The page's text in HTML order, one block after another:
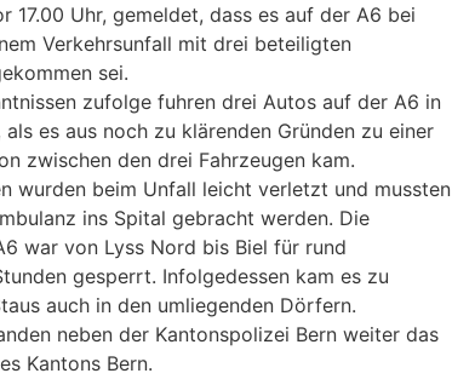
17.00 Uhr, gemeldet, dass es auf der A6 bei
Verkehrsunfall mit drei beteiligten
sei.
zufolge fuhren drei Autos auf der A6 in
als es aus noch zu klärenden Gründen zu einer
zwischen den drei Fahrzeugen kam.
wurden beim Unfall leicht verletzt und mussten
ins Spital gebracht werden. Die
war von Lyss Nord bis Biel für rund
gesperrt. Infolgedessen kam es zu
auch in den umliegenden Dörfern.
neben der Kantonspolizei Bern weiter das
Kantons Bern.